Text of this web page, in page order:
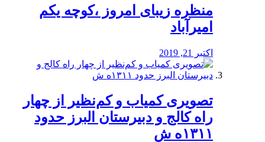
منظره‌‌ زیبای امروز ،کوچه یکم
امیرآباد
اکتبر 21, 2019
️تصویری کمیاب و کم‌نظیر از چهار
راه كالج و دبيرستان البرز حدود
۱۳۱۱ه ش